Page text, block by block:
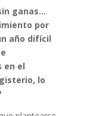
ganas…
por
año difícil
en el
lo